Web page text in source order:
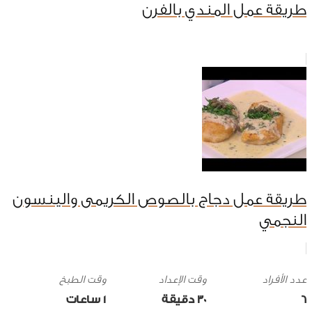
طريقة عمل المندي بالفرن
طريقة عمل دجاج بالصوص الكريمى والينسون
النجمي
6
وقت الإعداد
30 ‎دقيقة
وقت الطبخ
1 ساعات